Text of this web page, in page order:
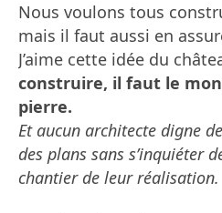
Nous voulons tous
mais il faut aussi en
J’aime cette idée du
construire, il faut le
pierre.
Et aucun architecte digne
des plans sans s’inquiéter
chantier de leur réalisation.